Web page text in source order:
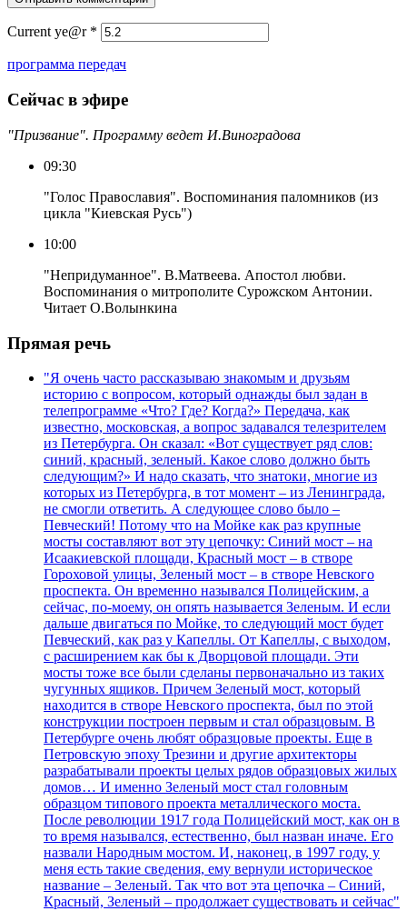
Current ye@r *
программа передач
Сейчас в эфире
"Призвание". Программу ведет И.Виноградова
09:30
"Голос Православия". Воспоминания паломников (из
цикла "Киевская Русь")
10:00
"Непридуманное". В.Матвеева. Апостол любви.
Воспоминания о митрополите Сурожском Антонии.
Читает О.Волынкина
Прямая речь
"Я очень часто рассказываю знакомым и друзьям
историю с вопросом, который однажды был задан в
телепрограмме «Что? Где? Когда?» Передача, как
известно, московская, а вопрос задавался телезрителем
из Петербурга. Он сказал: «Вот существует ряд слов:
синий, красный, зеленый. Какое слово должно быть
следующим?» И надо сказать, что знатоки, многие из
которых из Петербурга, в тот момент – из Ленинграда,
не смогли ответить. А следующее слово было –
Певческий! Потому что на Мойке как раз крупные
мосты составляют вот эту цепочку: Синий мост – на
Исаакиевской площади, Красный мост – в створе
Гороховой улицы, Зеленый мост – в створе Невского
проспекта. Он временно назывался Полицейским, а
сейчас, по-моему, он опять называется Зеленым. И если
дальше двигаться по Мойке, то следующий мост будет
Певческий, как раз у Капеллы. От Капеллы, с выходом,
с расширением как бы к Дворцовой площади. Эти
мосты тоже все были сделаны первоначально из таких
чугунных ящиков. Причем Зеленый мост, который
находится в створе Невского проспекта, был по этой
конструкции построен первым и стал образцовым. В
Петербурге очень любят образцовые проекты. Еще в
Петровскую эпоху Трезини и другие архитекторы
разрабатывали проекты целых рядов образцовых жилых
домов… И именно Зеленый мост стал головным
образцом типового проекта металлического моста.
После революции 1917 года Полицейский мост, как он в
то время назывался, естественно, был назван иначе. Его
назвали Народным мостом. И, наконец, в 1997 году, у
меня есть такие сведения, ему вернули историческое
название – Зеленый. Так что вот эта цепочка – Синий,
Красный, Зеленый – продолжает существовать и сейчас"